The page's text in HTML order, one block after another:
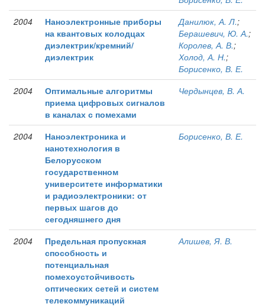
2004
Наноэлектронные приборы
на квантовых колодцах
диэлектрик/кремний/
диэлектрик
Данилюк, А. Л.;
Берашевич, Ю. А.;
Королев, А. В.;
Холод, А. Н.;
Борисенко, В. Е.
2004
Оптимальные алгоритмы
приема цифровых сигналов
в каналах с помехами
Чердынцев, В. А.
2004
Наноэлектроника и
нанотехнология в
Белорусском
государственном
университете информатики
и радиоэлектроники: от
первых шагов до
сегодняшнего дня
Борисенко, В. Е.
2004
Предельная пропускная
способность и
потенциальная
помехоустойчивость
оптических сетей и систем
телекоммуникаций
Алишев, Я. В.